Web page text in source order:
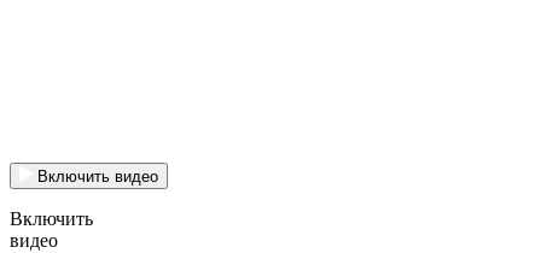
Включить видео
Включить
видео